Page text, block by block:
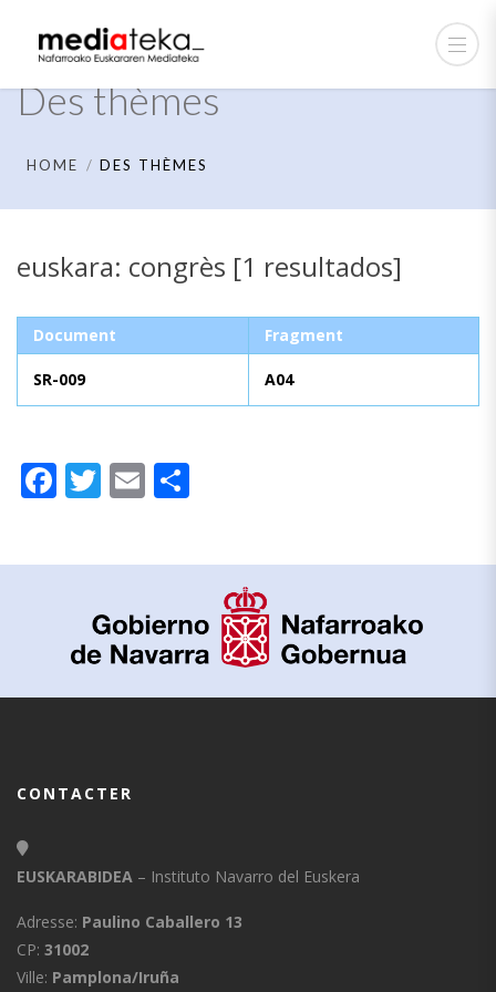
Des thèmes
HOME DES THÈMES
euskara: congrès [1 resultados]
Document Fragment
SR-009 A04
Facebook
Twitter
Email
CONTACTER
EUSKARABIDEA – Instituto Navarro del Euskera
Adresse: Paulino Caballero 13
CP: 31002
Ville: Pamplona/Iruña